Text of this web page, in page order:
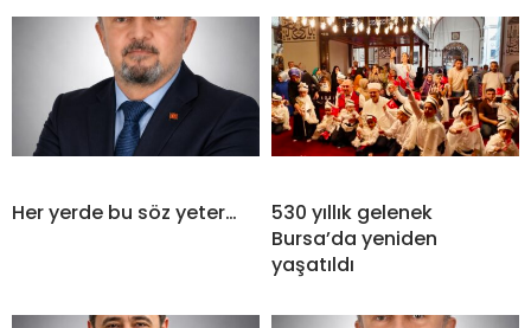
Her yerde bu söz yeter…
530 yıllık gelenek
Bursa’da yeniden
yaşatıldı